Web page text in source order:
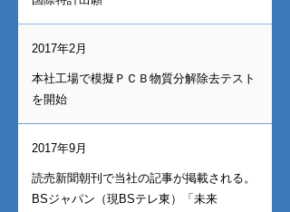
2017年2月
本社工場で模擬ＰＣＢ物質分解除去テスト
を開始
2017年9月
読売新聞朝刊で当社の記事が掲載される。
BSジャパン（現BSテレ東）「未来